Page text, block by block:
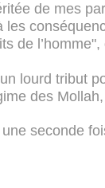
de mes
les
de
lourd tribut
des
seconde